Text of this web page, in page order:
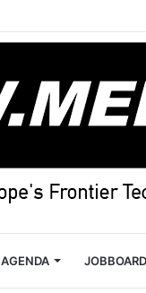
AGENDA JOBBOARD